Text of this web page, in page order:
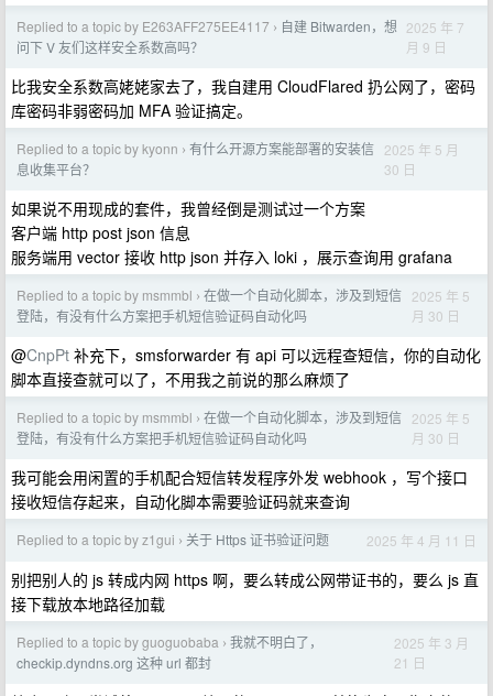
Replied to a topic by E263AFF275EE4117 › 自建 Bitwarden，想
问下 V 友们这样安全系数高吗？
2025 年 7
月 9 日
比我安全系数高姥姥家去了，我自建用 CloudFlared 扔公网了，密码
库密码非弱密码加 MFA 验证搞定。
Replied to a topic by kyonn › 有什么开源方案能部署的安装信
息收集平台？
2025 年 5 月
30 日
如果说不用现成的套件，我曾经倒是测试过一个方案
客户端 http post json 信息
服务端用 vector 接收 http json 并存入 loki ，展示查询用 grafana
Replied to a topic by msmmbl › 在做一个自动化脚本，涉及到短信
登陆，有没有什么方案把手机短信验证码自动化吗
2025 年 5
月 30 日
@CnpPt 补充下，smsforwarder 有 api 可以远程查短信，你的自动化
脚本直接查就可以了，不用我之前说的那么麻烦了
Replied to a topic by msmmbl › 在做一个自动化脚本，涉及到短信
登陆，有没有什么方案把手机短信验证码自动化吗
2025 年 5
月 30 日
我可能会用闲置的手机配合短信转发程序外发 webhook ，写个接口
接收短信存起来，自动化脚本需要验证码就来查询
Replied to a topic by z1gui › 关于 Https 证书验证问题 2025 年 4 月 11 日
别把别人的 js 转成内网 https 啊，要么转成公网带证书的，要么 js 直
接下载放本地路径加载
Replied to a topic by guoguobaba › 我就不明白了，
checkip.dyndns.org 这种 url 都封
2025 年 3 月
21 日